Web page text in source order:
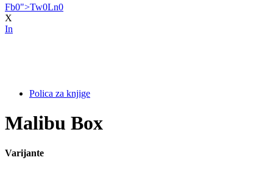
Fb0">Tw0Ln0
X
In
Polica za knjige
Malibu Box
Varijante